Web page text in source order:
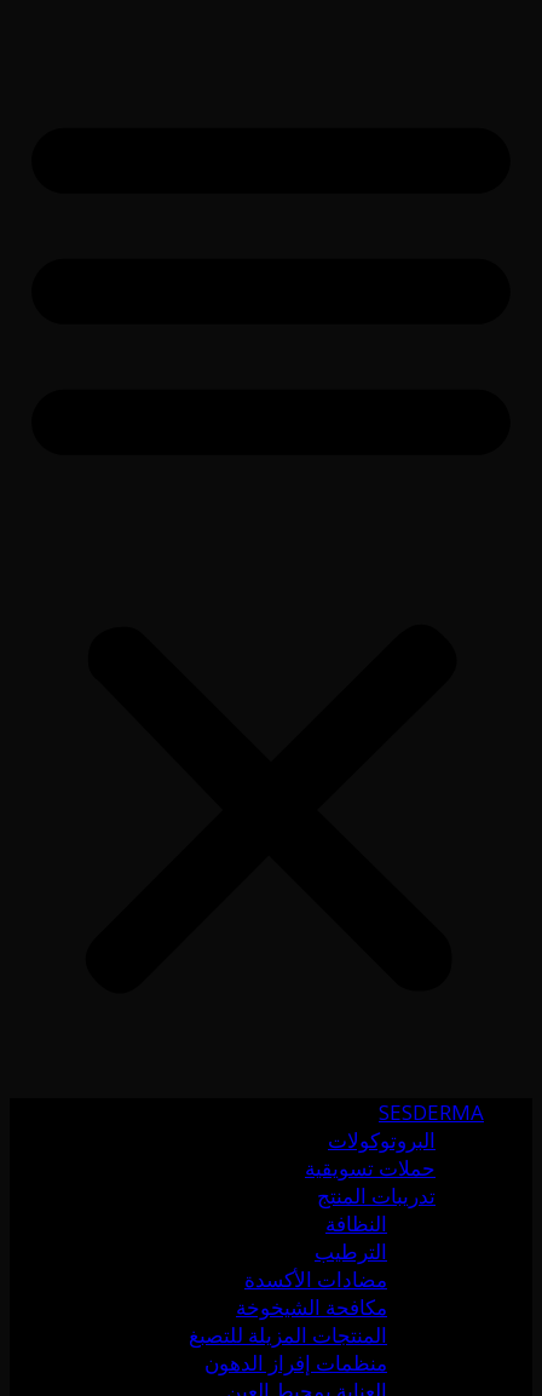
SESDERMA
البروتوكولات
حملات تسويقية
تدريبات المنتج
النظافة
الترطيب
مضادات الأكسدة
مكافحة الشيخوخة
المنتجات المزيلة للتصبغ
منظمات إفراز الدهون